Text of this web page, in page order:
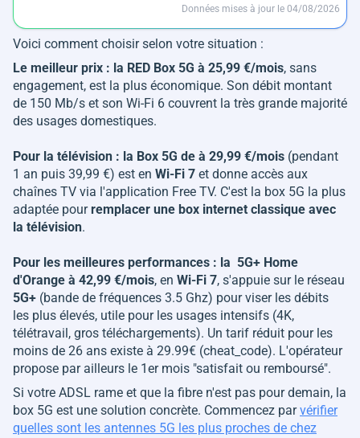
Données mises à jour le 04/08/2026
Voici comment choisir selon votre situation :
Le meilleur prix : la RED Box 5G à 25,99 €/mois, sans
engagement, est la plus économique. Son débit montant
de 150 Mb/s et son Wi-Fi 6 couvrent la très grande majorité
des usages domestiques.
Pour la télévision : la Box 5G de à 29,99 €/mois (pendant
1 an puis 39,99 €) est en Wi-Fi 7 et donne accès aux
chaînes TV via l'application Free TV. C'est la box 5G la plus
adaptée pourremplacer une box internet classique avec
la télévision.
Pour les meilleures performances : la 5G+ Home
d'Orange à 42,99 €/mois, en Wi-Fi 7, s'appuie sur le réseau
5G+ (bande de fréquences 3.5 Ghz) pour viser les débits
les plus élevés, utile pour les usages intensifs (4K,
télétravail, gros téléchargements). Un tarif réduit pour les
moins de 26 ans existe à 29.99€ (cheat_code). L'opérateur
propose par ailleurs le 1er mois "satisfait ou remboursé".
Si votre ADSL rame et que la fibre n'est pas pour demain, la
box 5G est une solution concrète. Commencez parvérifier
quelles sont les antennes 5G les plus proches de chez